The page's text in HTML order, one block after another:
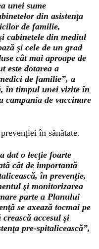
unei sume
din asistenţa
de familie,
cabinetele din mediul
şi cele de un grad
cât mai aproape de
este dotarea a
de familie”, a
în timpul unei vizite în
campania de vaccinare
în sănătate.
dat o lecţie foarte
cât de importantă
în prevenţie,
şi monitorizarea
parte a Planului
se axează tocmai pe
accesul şi
pre-spitalicească”,